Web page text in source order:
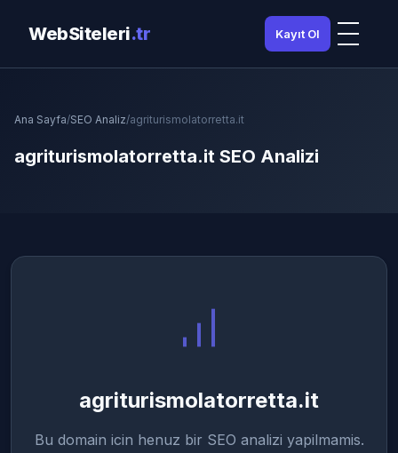
WebSiteleri.tr Kayıt Ol
Ana Sayfa/SEO Analiz/agriturismolatorretta.it
agriturismolatorretta.it SEO Analizi
agriturismolatorretta.it
Bu domain icin henuz bir SEO analizi yapilmamis.